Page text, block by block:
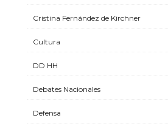
Cristina Fernández de Kirchner
Cultura
DD HH
Debates Nacionales
Defensa